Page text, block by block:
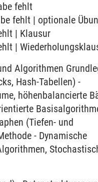
fehlt
fehlt | optionale
| Klausur
|
Algorithmen
Hash-Tabellen) -
höhenbalancierte
(Tiefen- und
- Dynamische